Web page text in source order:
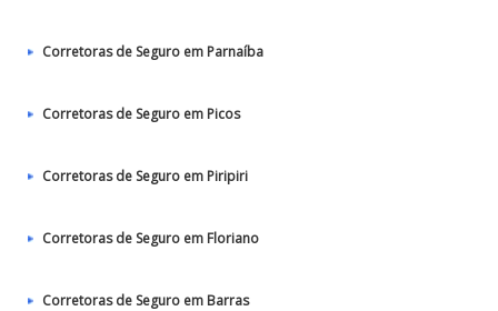
Corretoras de Seguro em Parnaíba
Corretoras de Seguro em Picos
Corretoras de Seguro em Piripiri
Corretoras de Seguro em Floriano
Corretoras de Seguro em Barras